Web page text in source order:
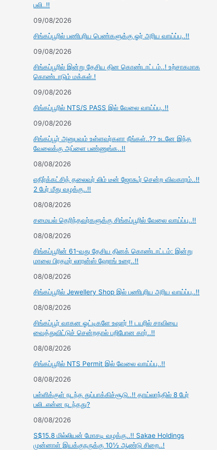
பலி..!!
09/08/2026
சிங்கப்பூரில் பணிபுரிய பெண்களுக்கு ஓர் அரிய வாய்ப்பு..!!
09/08/2026
சிங்கப்பூரில் இன்று தேசிய தின கொண்டாட்டம்..! உற்சாகமாக
கொண்டாடும் மக்கள்.!
09/08/2026
சிங்கப்பூரில் NTS/S PASS இல் வேலை வாய்ப்பு..!!
09/08/2026
சிங்கப்பூர் அனுபவம் உள்ளவர்களா நீங்கள்..?? உடனே இந்த
வேலைக்கு அப்ளை பண்ணுங்க..!!
08/08/2026
எதிர்க்கட்சித் தலைவர் லிம் டீன் ஜோகூர் சென்ற விவகாரம்..!!
2 பேர் மீது வழக்கு..!!
08/08/2026
சமையல் தெரிந்தவர்களுக்கு சிங்கப்பூரில் வேலை வாய்ப்பு..!!
08/08/2026
சிங்கப்பூரின் 61-வது தேசிய தினக் கொண்டாட்டம்: இன்று
மாலை பிரதமர் லாரன்ஸ் ஹோங் உரை..!!
08/08/2026
சிங்கப்பூரில் Jewellery Shop இல் பணிபுரிய அரிய வாய்ப்பு..!!
08/08/2026
சிங்கப்பூர் வாகன ஓட்டிகளே உஷார் !! டயரில் சாவியை
வைத்துவிட்டுச் சென்றதால் பறிபோன கார்..!!
08/08/2026
சிங்கப்பூரில் NTS Permit இல் வேலை வாய்ப்பு..!!
08/08/2026
பள்ளிக்குள் நடந்த துப்பாக்கிச்சூடு..!! தாய்லாந்தில் 8 பேர்
பலி..என்ன நடந்தது?
08/08/2026
S$15.8 மில்லியன் மோசடி வழக்கு..!! Sakae Holdings
முன்னாள் இயக்குநருக்கு 10½ ஆண்டு சிறை..!